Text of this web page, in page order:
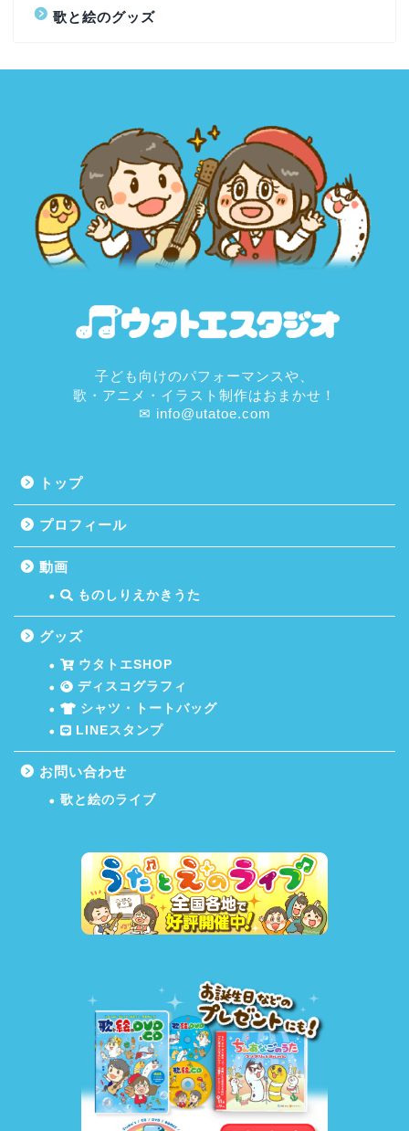
歌と絵のグッズ
子ども向けのパフォーマンスや、
歌・アニメ・イラスト制作はおまかせ！
✉ info@utatoe.com
トップ
プロフィール
動画
ものしりえかきうた
グッズ
ウタトエSHOP
ディスコグラフィ
シャツ・トートバッグ
LINEスタンプ
お問い合わせ
歌と絵のライブ